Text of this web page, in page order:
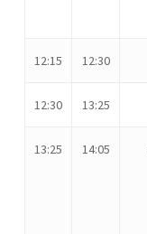
12:15 12:30
12:30 13:25
13:25 14:05